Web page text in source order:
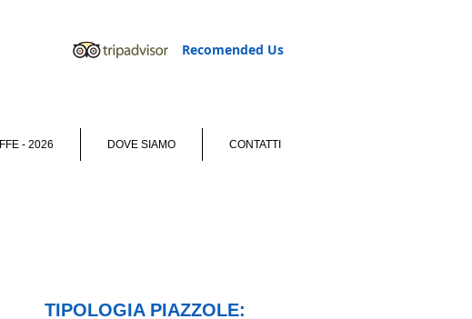
Recomended Us
- 2026 DOVE SIAMO CONTATTI
TIPOLOGIA PIAZZOLE: